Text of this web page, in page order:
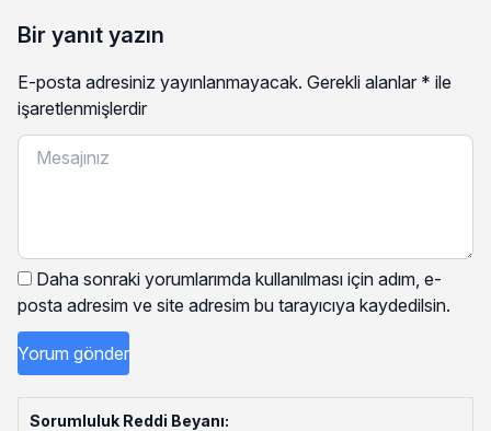
Bir yanıt yazın
E-posta adresiniz yayınlanmayacak. Gerekli alanlar * ile
işaretlenmişlerdir
Daha sonraki yorumlarımda kullanılması için adım, e-
posta adresim ve site adresim bu tarayıcıya kaydedilsin.
Sorumluluk Reddi Beyanı: